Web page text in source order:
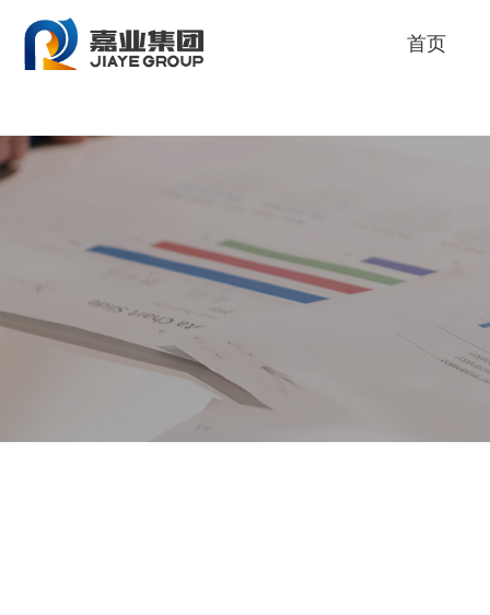
人生就是博
首页